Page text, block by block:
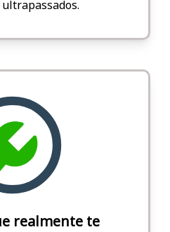
realmente te